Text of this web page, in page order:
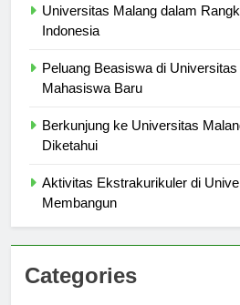
Universitas Malang dalam
Peluang Beasiswa di Universitas
Berkunjung ke Universitas
Aktivitas Ekstrakurikuler di
Categories